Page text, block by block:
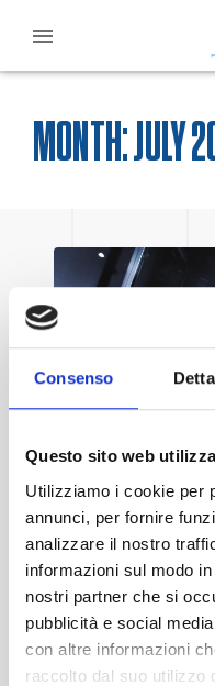
Consenso
Questo sito web
Utilizziamo i cookie per
annunci, per fornire
analizzare il nostro
informazioni sul modo
nostri partner che si
pubblicità e social
con altre informazioni
raccolto dal suo utilizzo
MONTH:JULY
Il fortissimo
l’abbandono
prodotti…